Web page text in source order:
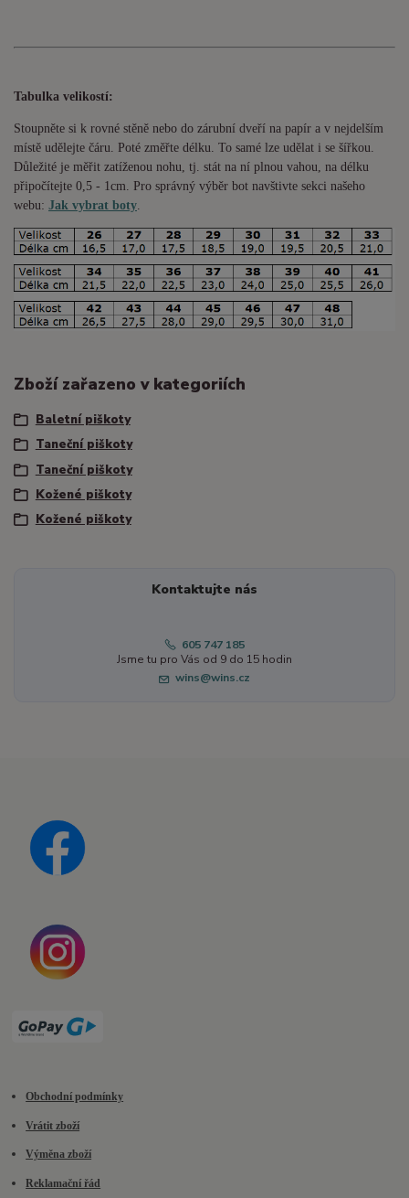
Tabulka velikostí:
Stoupněte si k rovné stěně nebo do zárubní dveří na papír a v nejdelším
místě udělejte čáru. Poté změřte délku. To samé lze udělat i se šířkou.
Důležité je měřit zatíženou nohu, tj. stát na ní plnou vahou, na délku
připočítejte 0,5 - 1cm . Pro správný výběr bot navštivte sekci našeho
webu: Jak vybrat boty
Zboží zařazeno v kategoriích
Baletní piškoty
Taneční piškoty
Taneční piškoty
Kožené piškoty
Kožené piškoty
Kontaktujte nás
605 747 185
Jsme tu pro Vás od 9 do 15 hodin
wins@wins.cz
Obchodní podmínky
Vrátit zboží
Výměna zboží
Reklamační řád